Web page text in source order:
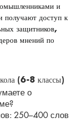
и
доступ к
защитников,
мнений по
(6-8 классы)
о
250–400 слов